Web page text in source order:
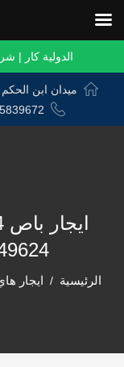
الدولية كار |
ميدان ابن الحكم
الرئيسية ايجار